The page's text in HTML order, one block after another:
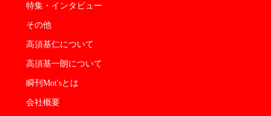
特集・インタビュー
その他
高須基仁について
高須基一朗について
瞬刊Mot'sとは
会社概要